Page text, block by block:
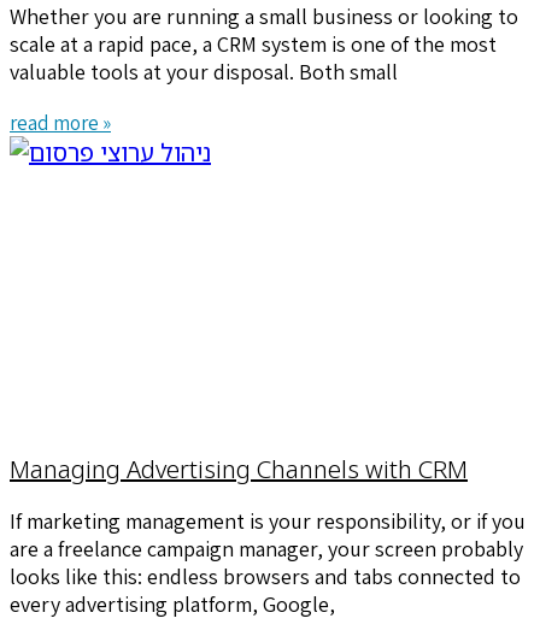
Whether you are running a small business or looking to
scale at a rapid pace, a CRM system is one of the most
valuable tools at your disposal. Both small
read more »
Managing Advertising Channels with CRM
If marketing management is your responsibility, or if you
are a freelance campaign manager, your screen probably
looks like this: endless browsers and tabs connected to
every advertising platform, Google,